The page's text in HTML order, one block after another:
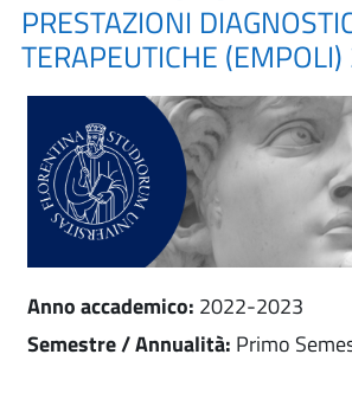
PRESTAZIONI
TERAPEUTICHE
Anno accademico: 2022-2023
Semestre / Annualità: Primo